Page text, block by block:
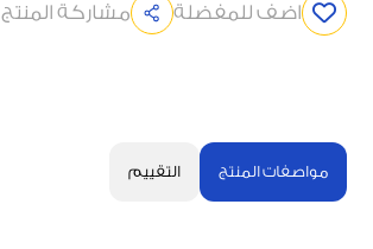
اضف للمفضلة مشاركة المنتج
مواصفات المنتج التقييم